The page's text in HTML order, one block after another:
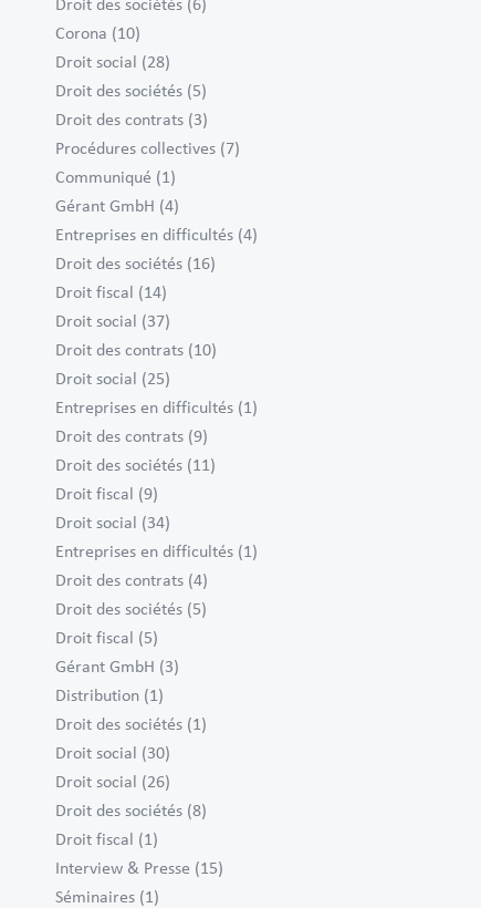
Droit des sociétés (6)
Corona (10)
Droit social (28)
Droit des sociétés (5)
Droit des contrats (3)
Procédures collectives (7)
Communiqué (1)
Gérant GmbH (4)
Entreprises en difficultés (4)
Droit des sociétés (16)
Droit fiscal (14)
Droit social (37)
Droit des contrats (10)
Droit social (25)
Entreprises en difficultés (1)
Droit des contrats (9)
Droit des sociétés (11)
Droit fiscal (9)
Droit social (34)
Entreprises en difficultés (1)
Droit des contrats (4)
Droit des sociétés (5)
Droit fiscal (5)
Gérant GmbH (3)
Distribution (1)
Droit des sociétés (1)
Droit social (30)
Droit social (26)
Droit des sociétés (8)
Droit fiscal (1)
Interview & Presse (15)
Séminaires (1)